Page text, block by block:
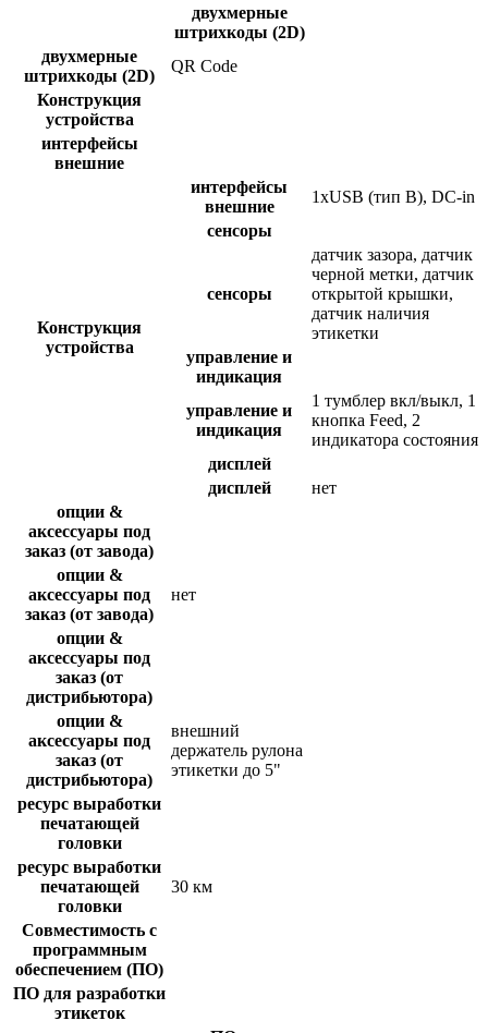
двухмерные
штрихкоды (2D)
двухмерные
штрихкоды (2D)
QR Code
Конструкция
устройства
интерфейсы
внешние
Конструкция
устройства
интерфейсы
внешние
1хUSB (тип B), DC-in
сенсоры
сенсоры
датчик зазора, датчик
черной метки, датчик
открытой крышки,
датчик наличия
этикетки
управление и
индикация
управление и
индикация
1 тумблер вкл/выкл, 1
кнопка Feed, 2
индикатора состояния
дисплей
дисплей
нет
опции &
аксессуары под
заказ (от завода)
опции &
аксессуары под
заказ (от завода)
нет
опции &
аксессуары под
заказ (от
дистрибьютора)
опции &
аксессуары под
заказ (от
дистрибьютора)
внешний
держатель рулона
этикетки до 5"
ресурс выработки
печатающей
головки
ресурс выработки
печатающей
головки
30 км
Совместимость с
программным
обеспечением (ПО)
ПО для разработки
этикеток